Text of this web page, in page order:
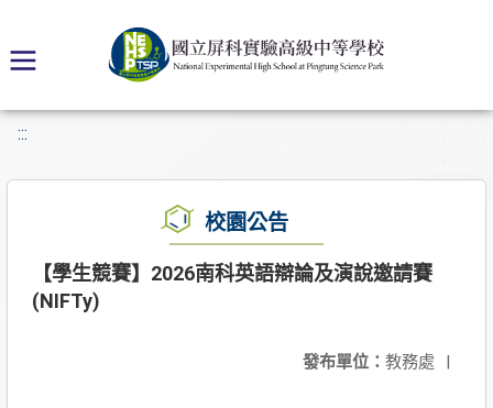
:::
校園公告
【學生競賽】2026南科英語辯論及演說邀請賽
(NIFTy)
發布單位： 教務處 |